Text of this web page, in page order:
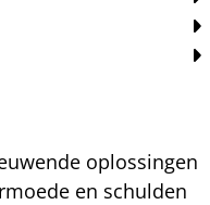
oplossingen
en schulden